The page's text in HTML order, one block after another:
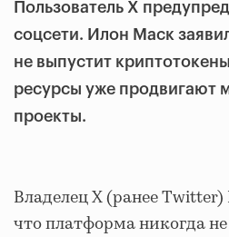
Пользователь Х
соцсети. Илон Маск
не выпустит
ресурсы уже продвигают
проекты.
Владелец X (ранее
что платформа никогда